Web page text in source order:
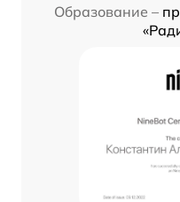
Образование –